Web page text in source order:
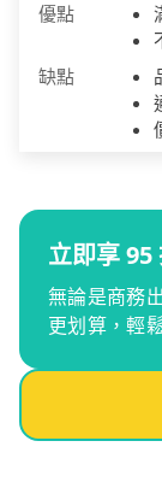
優點
缺點
立即享 95
無論是商務
更划算，輕